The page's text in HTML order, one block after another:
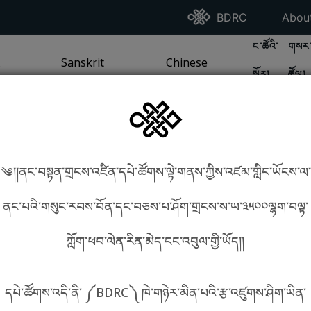
Go To BDRC
BDRC Go
/ SEA TRADITIONPAGE
GO TOSANSKRIT TRADITION
Sanskrit
GO TOCHINESE TRADITION
Chinese
GO TO
ང་ཚོའི་
སྐོར།
GO
ཚོལ།
༄།།ནང་བསྟན་གྲངས་འཛིན་དཔེ་ཚོགས་ལྟེ་གནས་ཀྱིས་འཛམ་གླིང་ཡོངས་ལ་
ནང་པའི་གསུང་རབས་བོན་དང་བཅས་པ་ཤོག་གྲངས་ས་ཡ་༣༥༠༠ལྷག་བལྟ་
ཀློག་ཕབ་ལེན་རིན་མེད་ངང་འབུལ་གྱི་ཡོད།།
དཔེ་ཚོགས་འདི་ནི་ ༼BDRC༽ ཁེ་གཉེར་མིན་པའི་རྩ་འཛུགས་ཤིག་ཡིན་
phonetics! How to find things?